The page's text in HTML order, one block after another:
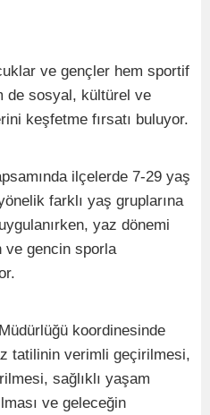
ve gençler hem sportif
de sosyal, kültürel ve
keşfetme fırsatı buluyor.
ilçelerde 7-29 yaş
farklı yaş gruplarına
yaz dönemi
ve gencin sporla
koordinesinde
tatilinin verimli geçirilmesi,
sağlıklı yaşam
ve geleceğin